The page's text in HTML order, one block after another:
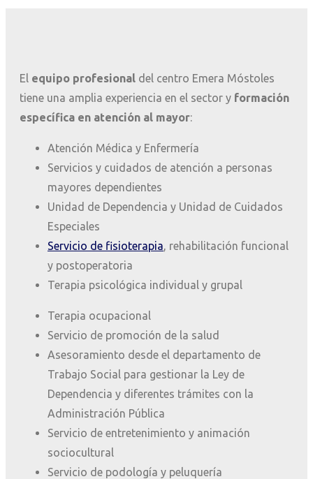
El equipo profesional del centro Emera Móstoles
tiene una amplia experiencia en el sector y formación
específica en atención al mayor:
Atención Médica y Enfermería
Servicios y cuidados de atención a personas
mayores dependientes
Unidad de Dependencia y Unidad de Cuidados
Especiales
Servicio de fisioterapia, rehabilitación funcional
y postoperatoria
Terapia psicológica individual y grupal
Terapia ocupacional
Servicio de promoción de la salud
Asesoramiento desde el departamento de
Trabajo Social para gestionar la Ley de
Dependencia y diferentes trámites con la
Administración Pública
Servicio de entretenimiento y animación
sociocultural
Servicio de podología y peluquería